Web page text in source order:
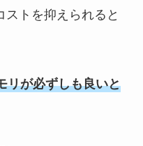
ストを抑えられると
リが必ずしも良いと